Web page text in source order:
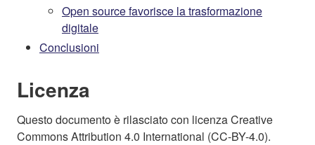
Open source favorisce la trasformazione
digitale
Conclusioni
Licenza
Questo documento è rilasciato con licenza Creative
Commons Attribution 4.0 International (CC-BY-4.0).